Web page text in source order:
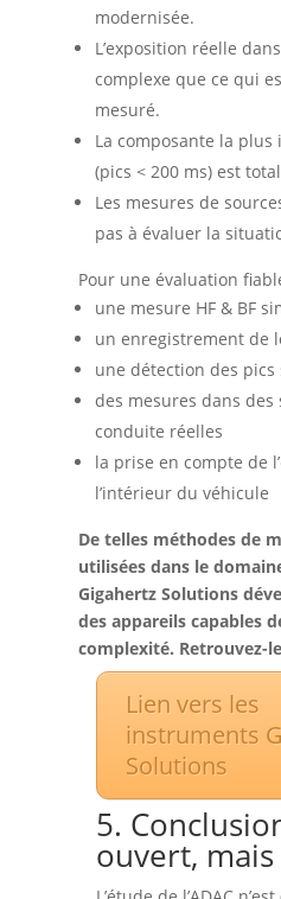
modernisée.
L’exposition réelle
complexe que ce qui
mesuré.
La composante la
(pics < 200 ms) est
Les mesures de
pas à évaluer la
Pour une évaluation
une mesure HF & BF
un enregistrement de
une détection des
des mesures dans
conduite réelles
la prise en compte de
l’intérieur du véhicule
De telles méthodes de
utilisées dans le
Gigahertz Solutions
des appareils capables
complexité. Retrouvez-
Lien vers les
instruments
Solutions
5.
ouvert,